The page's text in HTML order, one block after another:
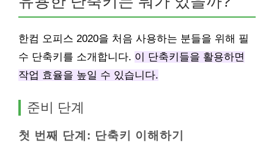
한컴 오피스 2020을 처음 사용하는 분들을 위해 필
수 단축키를 소개합니다. 이 단축키들을 활용하면
작업 효율을 높일 수 있습니다.
준비 단계
첫 번째 단계: 단축키 이해하기